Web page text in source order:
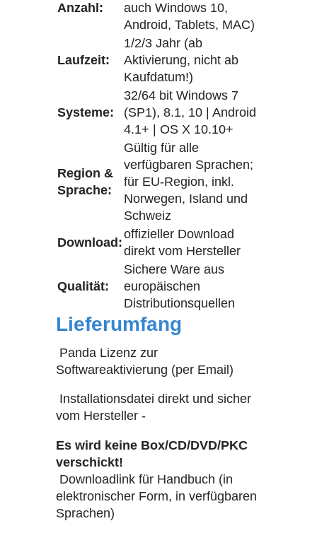
Anzahl:
auch Windows 10,
Android, Tablets, MAC)
Laufzeit:
1/2/3 Jahr (ab
Aktivierung, nicht ab
Kaufdatum!)
Systeme:
32/64 bit Windows 7
(SP1), 8.1, 10 | Android
4.1+ | OS X 10.10+
Region &
Sprache:
Gültig für alle
verfügbaren Sprachen;
für EU-Region, inkl.
Norwegen, Island und
Schweiz
Download:
offizieller Download
direkt vom Hersteller
Qualität:
Sichere Ware aus
europäischen
Distributionsquellen
Lieferumfang
Panda Lizenz zur
Softwareaktivierung (per Email)
Installationsdatei direkt und sicher
vom Hersteller -
Es wird keine Box/CD/DVD/PKC
verschickt!
Downloadlink für Handbuch (in
elektronischer Form, in verfügbaren
Sprachen)